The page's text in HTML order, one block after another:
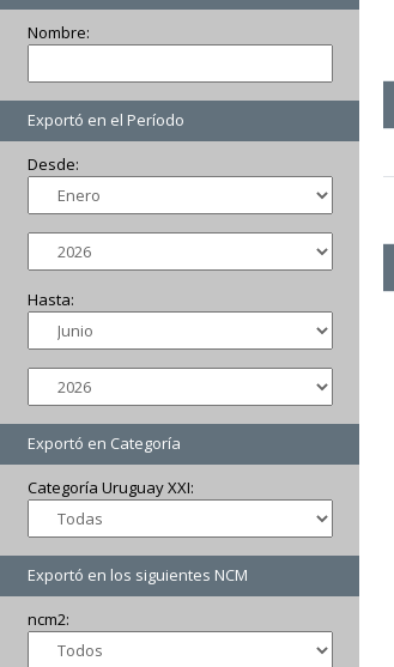
Nombre:
Exportó en el Período
Desde:
Hasta:
Exportó en Categoría
Categoría Uruguay XXI:
Exportó en los siguientes NCM
ncm2: